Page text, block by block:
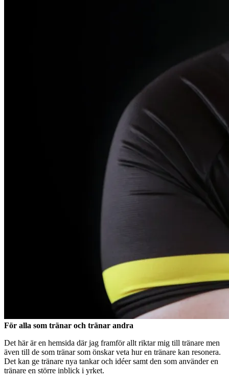
För alla som tränar och tränar andra
Det här är en hemsida där jag framför allt riktar mig till tränare men
även till de som tränar som önskar veta hur en tränare kan resonera.
Det kan ge tränare nya tankar och idéer samt den som använder en
tränare en större inblick i yrket.